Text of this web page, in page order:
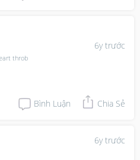
6y trước
throb
Bình Luận Chia Sẻ
6y trước